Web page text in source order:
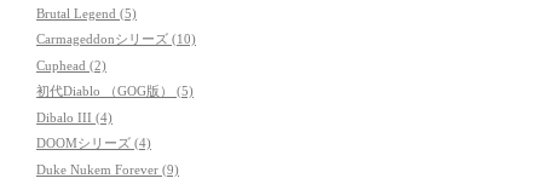
Brutal Legend (5)
Carmageddonシリーズ (10)
Cuphead (2)
初代Diablo （GOG版） (5)
Dibalo III (4)
DOOMシリーズ (4)
Duke Nukem Forever (9)